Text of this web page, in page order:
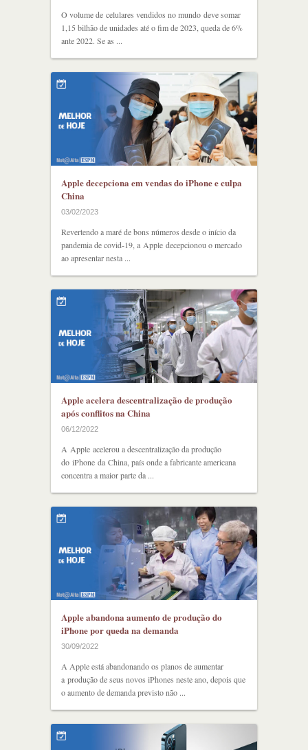
O volume de celulares vendidos no mundo deve somar
1,15 bilhão de unidades até o fim de 2023, queda de 6%
ante 2022. Se as ...
Apple decepciona em vendas do iPhone e culpa
China
03/02/2023
Revertendo a maré de bons números desde o início da
pandemia de covid-19, a Apple decepcionou o mercado
ao apresentar nesta ...
Apple acelera descentralização de produção
após conflitos na China
06/12/2022
A Apple acelerou a descentralização da produção
do iPhone da China, país onde a fabricante americana
concentra a maior parte da ...
Apple abandona aumento de produção do
iPhone por queda na demanda
30/09/2022
A Apple está abandonando os planos de aumentar
a produção de seus novos iPhones neste ano, depois que
o aumento de demanda previsto não ...